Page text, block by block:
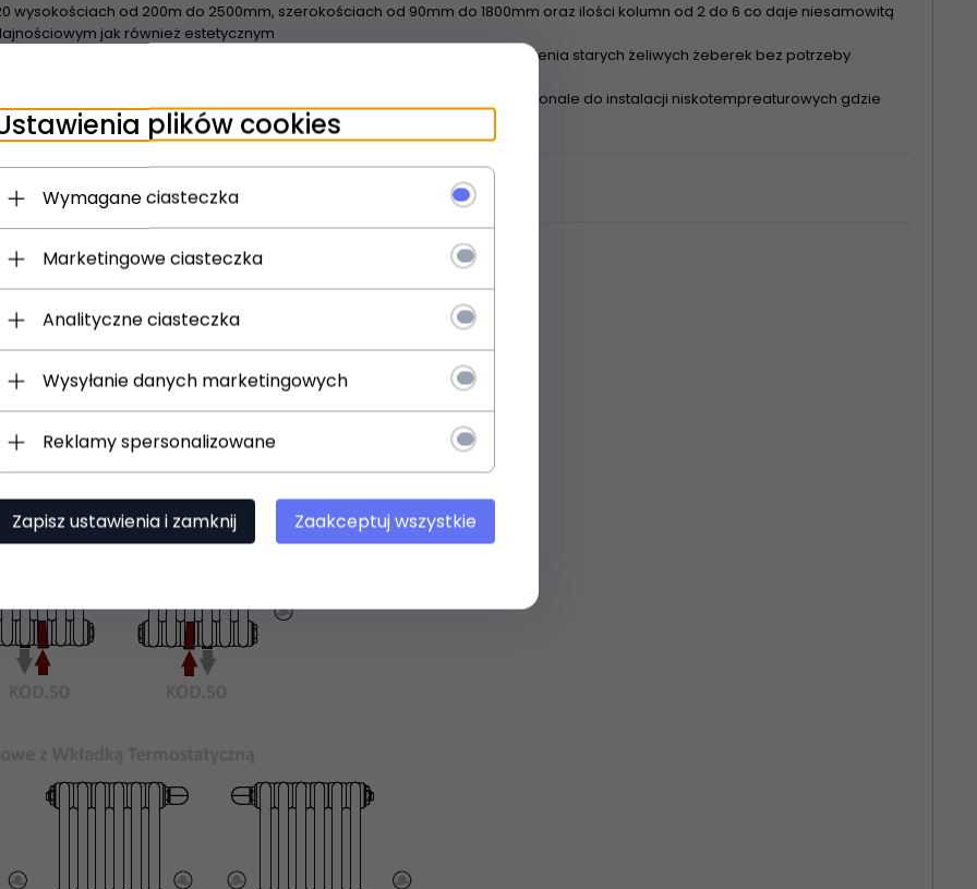
wysokościach od 200m do 2500mm, szerokościach od 90mm do 1800mm oraz ilości kolumn od 2 do 6 co daje niesamowitą
jak również estetycznym
grzejników z rozstawem bocznym 500m Tesi nadają się do zastąpienia starych żeliwych żeberek bez potrzeby
- Dzięki szerokiej powierzchni grzewczej grzejniki nadaja się doskonale do instalacji niskotempreaturowych gdzie
z pompami ciepła oraz kolektorami słonecznymi
plików cookies
Wymagane ciasteczka
Marketingowe ciasteczka
Analityczne ciasteczka
Wysyłanie danych marketingowych
Reklamy spersonalizowane
Zapisz ustawienia i zamknij Zaakceptuj wszystkie